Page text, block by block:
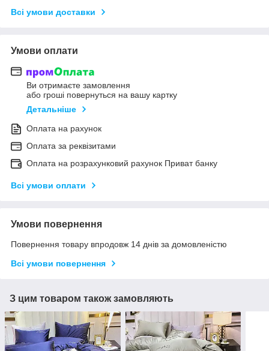
Всі умови доставки
Умови оплати
Ви отримаєте замовлення
або гроші повернуться на вашу картку
Детальніше
Оплата на рахунок
Оплата за реквізитами
Оплата на розрахунковий рахунок Приват банку
Всі умови оплати
Умови повернення
Повернення товару впродовж 14 днів за домовленістю
Всі умови повернення
З цим товаром також замовляють